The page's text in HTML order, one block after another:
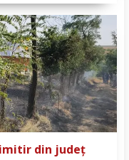
din județ